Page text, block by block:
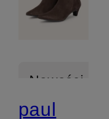
Nowości
paul